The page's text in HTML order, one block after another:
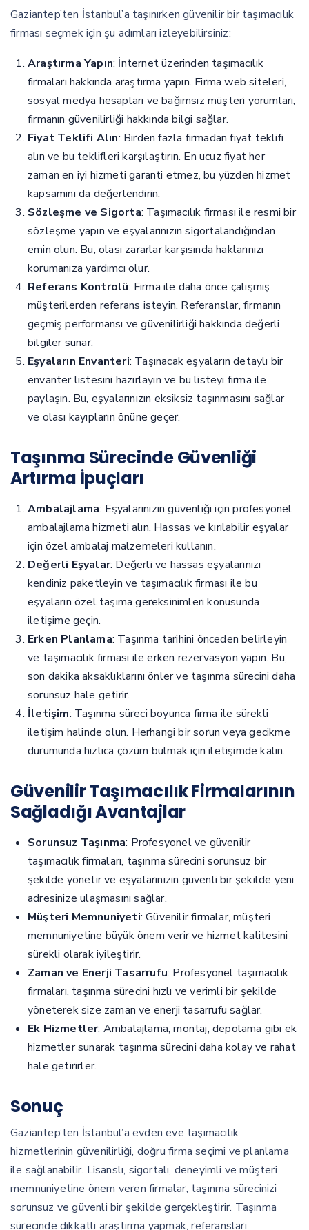
Gaziantep’ten İstanbul’a taşınırken güvenilir bir taşımacılık
firması seçmek için şu adımları izleyebilirsiniz:
Araştırma Yapın: İnternet üzerinden taşımacılık
firmaları hakkında araştırma yapın. Firma web siteleri,
sosyal medya hesapları ve bağımsız müşteri yorumları,
firmanın güvenilirliği hakkında bilgi sağlar.
Fiyat Teklifi Alın: Birden fazla firmadan fiyat teklifi
alın ve bu teklifleri karşılaştırın. En ucuz fiyat her
zaman en iyi hizmeti garanti etmez, bu yüzden hizmet
kapsamını da değerlendirin.
Sözleşme ve Sigorta: Taşımacılık firması ile resmi bir
sözleşme yapın ve eşyalarınızın sigortalandığından
emin olun. Bu, olası zararlar karşısında haklarınızı
korumanıza yardımcı olur.
Referans Kontrolü: Firma ile daha önce çalışmış
müşterilerden referans isteyin. Referanslar, firmanın
geçmiş performansı ve güvenilirliği hakkında değerli
bilgiler sunar.
Eşyaların Envanteri: Taşınacak eşyaların detaylı bir
envanter listesini hazırlayın ve bu listeyi firma ile
paylaşın. Bu, eşyalarınızın eksiksiz taşınmasını sağlar
ve olası kayıpların önüne geçer.
Taşınma Sürecinde Güvenliği
Artırma İpuçları
Ambalajlama: Eşyalarınızın güvenliği için profesyonel
ambalajlama hizmeti alın. Hassas ve kırılabilir eşyalar
için özel ambalaj malzemeleri kullanın.
Değerli Eşyalar: Değerli ve hassas eşyalarınızı
kendiniz paketleyin ve taşımacılık firması ile bu
eşyaların özel taşıma gereksinimleri konusunda
iletişime geçin.
Erken Planlama: Taşınma tarihini önceden belirleyin
ve taşımacılık firması ile erken rezervasyon yapın. Bu,
son dakika aksaklıklarını önler ve taşınma sürecini daha
sorunsuz hale getirir.
İletişim: Taşınma süreci boyunca firma ile sürekli
iletişim halinde olun. Herhangi bir sorun veya gecikme
durumunda hızlıca çözüm bulmak için iletişimde kalın.
Güvenilir Taşımacılık Firmalarının
Sağladığı Avantajlar
Sorunsuz Taşınma: Profesyonel ve güvenilir
taşımacılık firmaları, taşınma sürecini sorunsuz bir
şekilde yönetir ve eşyalarınızın güvenli bir şekilde yeni
adresinize ulaşmasını sağlar.
Müşteri Memnuniyeti: Güvenilir firmalar, müşteri
memnuniyetine büyük önem verir ve hizmet kalitesini
sürekli olarak iyileştirir.
Zaman ve Enerji Tasarrufu: Profesyonel taşımacılık
firmaları, taşınma sürecini hızlı ve verimli bir şekilde
yöneterek size zaman ve enerji tasarrufu sağlar.
Ek Hizmetler: Ambalajlama, montaj, depolama gibi ek
hizmetler sunarak taşınma sürecini daha kolay ve rahat
hale getirirler.
Sonuç
Gaziantep’ten İstanbul’a evden eve taşımacılık
hizmetlerinin güvenilirliği, doğru firma seçimi ve planlama
ile sağlanabilir. Lisanslı, sigortalı, deneyimli ve müşteri
memnuniyetine önem veren firmalar, taşınma sürecinizi
sorunsuz ve güvenli bir şekilde gerçekleştirir. Taşınma
sürecinde dikkatli araştırma yapmak, referansları